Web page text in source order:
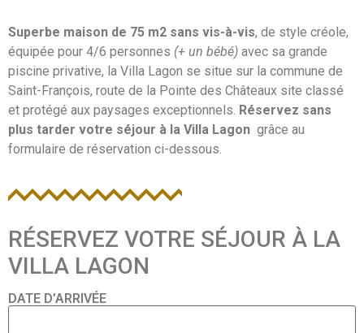
Superbe maison de 75 m2 sans vis-à-vis, de style créole,
équipée pour 4/6 personnes (+ un bébé) avec sa grande
piscine privative, la Villa Lagon se situe sur la commune de
Saint-François, route de la Pointe des Châteaux site classé
et protégé aux paysages exceptionnels. Réservez sans
plus tarder votre séjour à la Villa Lagon grâce au
formulaire de réservation ci-dessous.
RÉSERVEZ VOTRE SÉJOUR À LA
VILLA LAGON
DATE D’ARRIVÉE